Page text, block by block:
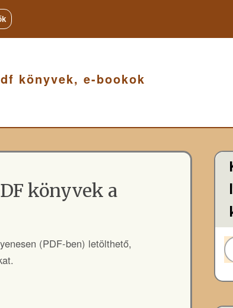
könyvek, e-bookok
könyvek a
(PDF-ben) letölthető,